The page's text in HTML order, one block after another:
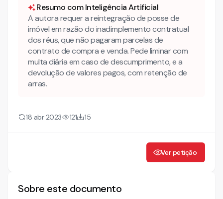
Resumo com Inteligência Artificial
A autora requer a reintegração de posse de
imóvel em razão do inadimplemento contratual
dos réus, que não pagaram parcelas de
contrato de compra e venda. Pede liminar com
multa diária em caso de descumprimento, e a
devolução de valores pagos, com retenção de
arras.
18 abr 2023 121 15
Ver petição
Sobre este documento